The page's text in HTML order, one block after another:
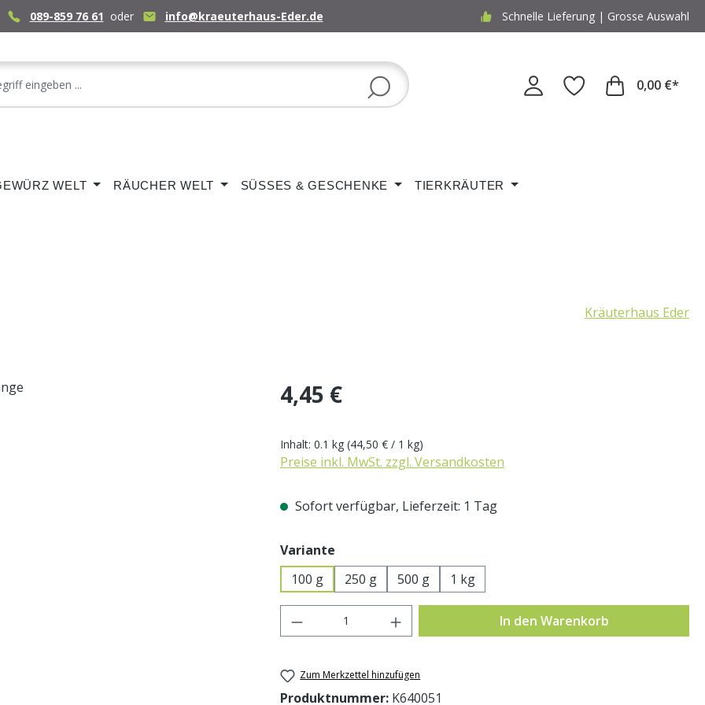
089-859 76 61 oder info@kraeuterhaus-Eder.de Schnelle Lieferung | Grosse Auswahl
0,00 €*
WELT RÄUCHER WELT SÜSSES & GESCHENKE TIERKRÄUTER
Kräuterhaus Eder
Regulärer Preis:
4,45 €
Inhalt: 0.1 kg (44,50 € / 1 kg)
Preise inkl. MwSt. zzgl. Versandkosten
Sofort verfügbar, Lieferzeit: 1 Tag
Variante
100 g
250 g 500 g 1 kg
Produkt Anzahl: Gib den gewünschten Wert
In den Warenkorb
Zum Merkzettel hinzufügen
Produktnummer: K640051